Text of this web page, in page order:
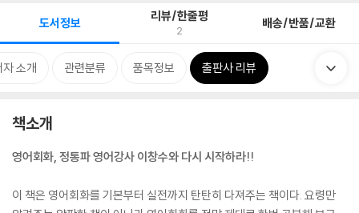
도서정보 리뷰/한줄평
2 배송/반품/교환
자 소개 관련분류 품목정보 출판사 리뷰
책소개
영어회화, 정통파 영어강사 이창수와 다시 시작하라!!
이 책은 영어회화를 기본부터 실전까지 탄탄히 다져주는 책이다. 요령만